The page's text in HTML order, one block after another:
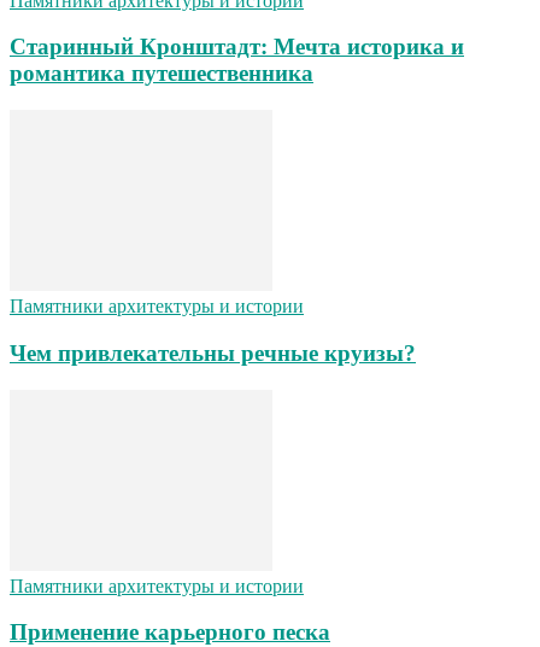
Старинный Кронштадт: Мечта историка и
романтика путешественника
Памятники архитектуры и истории
Чем привлекательны речные круизы?
Памятники архитектуры и истории
Применение карьерного песка